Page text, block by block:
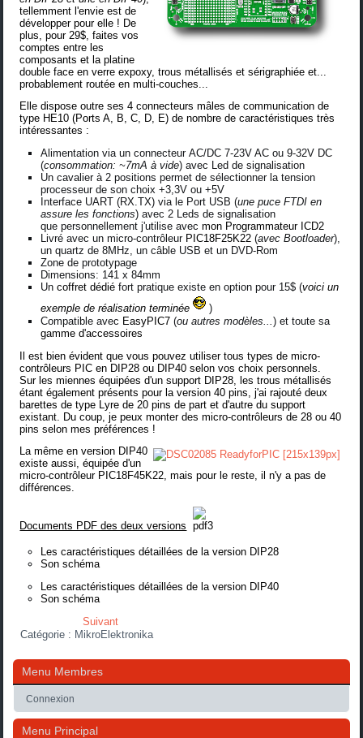
tellemment l'envie est de
développer pour elle ! De
plus, pour 29$, faites vos
comptes entre les
composants et la platine
double face en verre expoxy, trous métallisés et sérigraphiée et...
probablement routée en multi-couches...
Elle dispose outre ses 4 connecteurs mâles de communication de
type HE10 (Ports A, B, C, D, E) de nombre de caractéristiques très
intéressantes :
Alimentation via un connecteur AC/DC 7-23V AC ou 9-32V DC
(consommation: ~7mA à vide) avec Led de signalisation
Un cavalier à 2 positions permet de sélectionner la tension
processeur de son choix +3,3V ou +5V
Interface UART (RX.TX) via le Port USB (une puce FTDI en
assure les fonctions) avec 2 Leds de signalisation
que personnellement j'utilise avecmon Programmateur ICD2
Livré avec un micro-contrôleur PIC18F25K22 (avec Bootloader),
un quartz de 8MHz, un câble USB et un DVD-Rom
Zone de prototypage
Dimensions: 141 x 84mm
Uncoffret dédié fort pratique existe en option pour 15$ (voici un
exemple de réalisation terminée
)
Compatible avec EasyPIC7(ou autres modèles...) et toute sa
gamme d'accessoires
Il est bien évident que vous pouvez utiliser tous types de micro-
contrôleurs PIC en DIP28 ou DIP40 selon vos choix personnels.
Sur les miennes équipées d'un support DIP28, les trous métallisés
étant également présents pour la version 40 pins, j'ai rajouté deux
barettes de type Lyre de 20 pins de part et d'autre du support
existant. Du coup, je peux monter des micro-contrôleurs de 28 ou 40
pins selon mes préférences !
La même en version DIP40
existe aussi, équipée d'un
micro-contrôleur PIC18F45K22 , mais pour le reste, il n'y a pas de
différences.
Documents PDF des deux versions
Les caractéristiques détaillées de la version DIP28
Son schéma
Les caractéristiques détaillées de la version DIP40
Son schéma
Suivant
Catégorie : MikroElektronika
Menu Membres
Connexion
Menu Principal